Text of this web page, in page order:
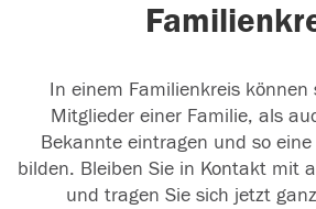
In einem Familienkreis können
Mitglieder einer Familie, als
Bekannte eintragen und so
bilden. Bleiben Sie in Kontakt mit
und tragen Sie sich jetzt